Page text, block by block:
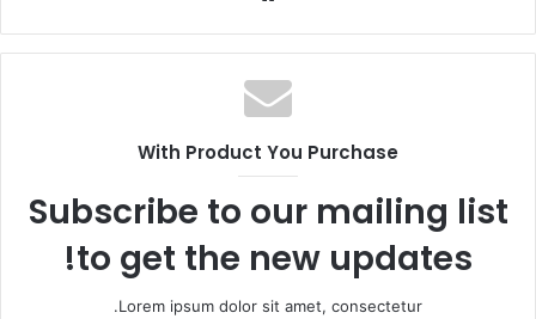
ق
ع
ا
ب
With Product You Purchase
Subscribe to our mailing list
to get the new updates!
Lorem ipsum dolor sit amet, consectetur.